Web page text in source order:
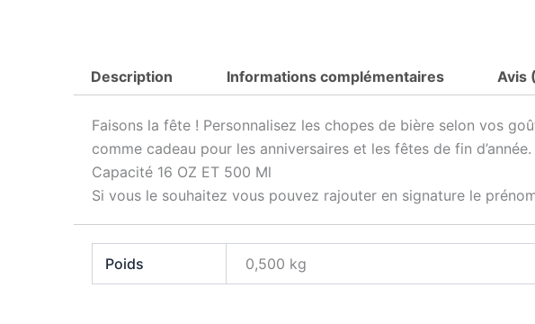
Description Informations complémentaires Avis
Faisons la fête ! Personnalisez les chopes de bière selon vos
comme cadeau pour les anniversaires et les fêtes de fin d’année.
Capacité 16 OZ ET 500 Ml
Si vous le souhaitez vous pouvez rajouter en signature le
Poids 0,500 kg